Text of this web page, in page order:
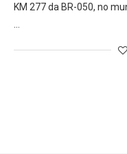
KM 277 da BR-050, no